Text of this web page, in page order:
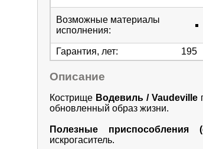
Возможные материалы
исполнения:
Гарантия, лет: 195
Описание
Кострище Водевиль / Vaudeville
обновленный образ жизни.
Полезные приспособления
искрогаситель.